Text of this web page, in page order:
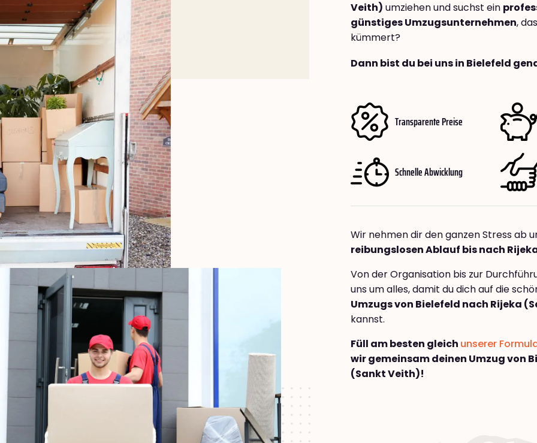
Veith) umziehen und suchst ein
günstiges Umzugsunternehmen,
kümmert?
Dann bist du bei uns in Bielefeld
Transparente Preise
Schnelle Abwicklung
Wir nehmen dir den ganzen Stress ab
reibungslosen Ablauf bis nach
Von der Organisation bis zur
uns um alles, damit du dich auf die
Umzugs von Bielefeld nach Rijeka
kannst.
Füll am besten gleich unserer
wir gemeinsam deinen Umzug von
(Sankt Veith)!